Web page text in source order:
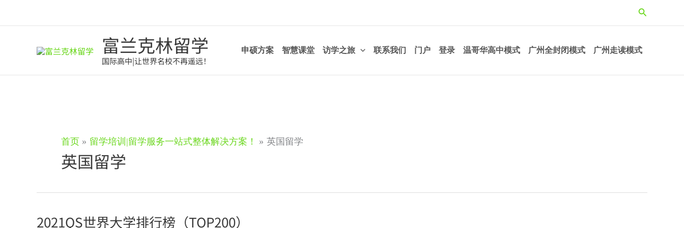
内
搜
索
富兰克林留学
国际高中|让世界名校不再遥远！
申硕方案 智慧课堂 访学之旅 联系我们 门户 登录 温哥华高中模式 广州全封闭模式 广州走读模式
首页 留学培训|留学服务一站式整体解决方案！ 英国留学
英国留学
2021QS世界大学排行榜（TOP200）